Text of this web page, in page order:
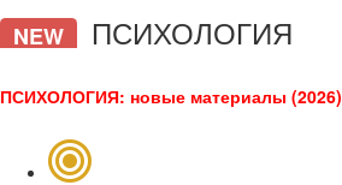
NEW ПСИХОЛОГИЯ
ПСИХОЛОГИЯ: новые материалы (2026)